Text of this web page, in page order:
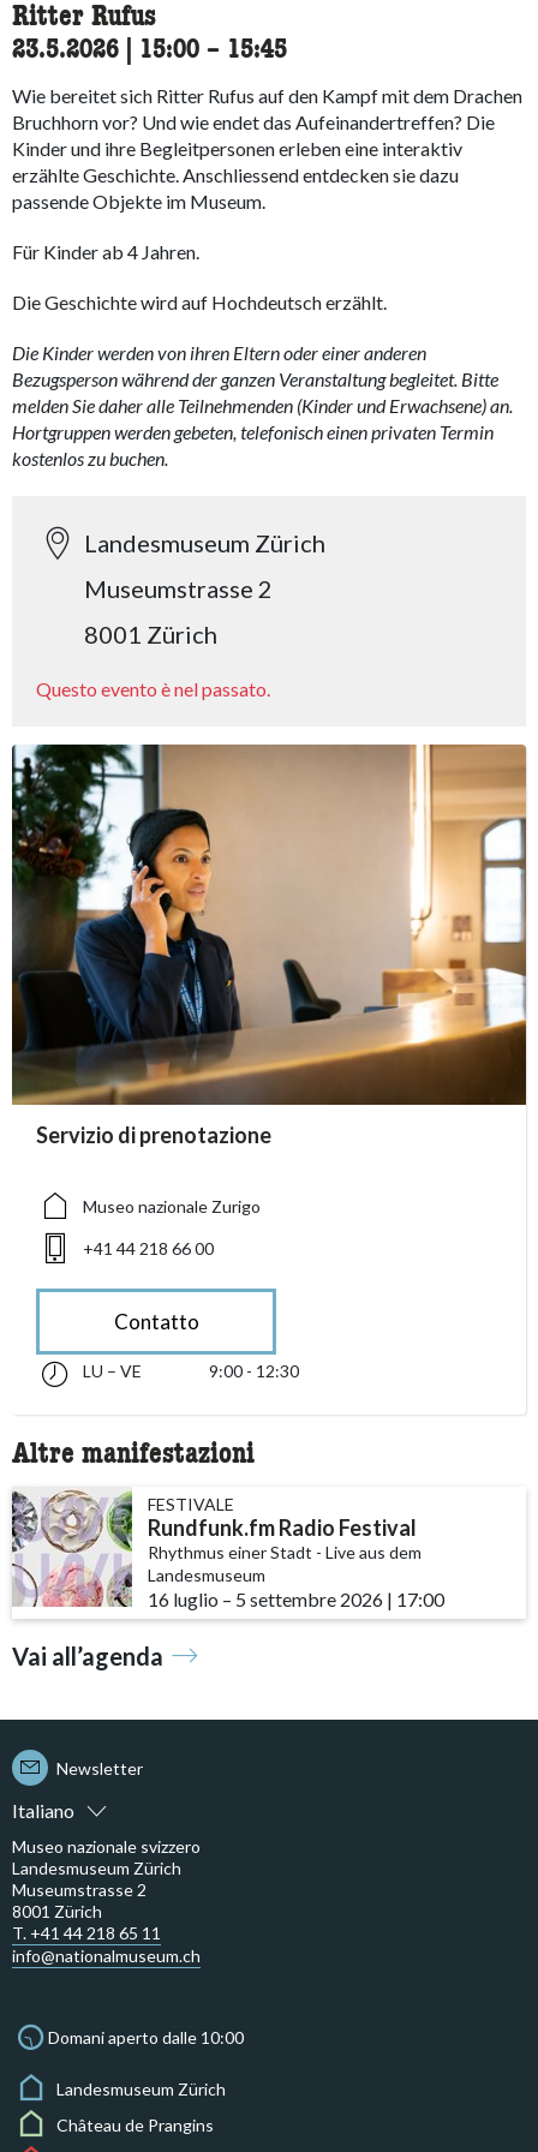
Ritter Rufus
23.5.2026 15:00 accessibility.time_to
– 15:45
Wie bereitet sich Ritter Rufus auf den Kampf mit dem Drachen
Bruchhorn vor? Und wie endet das Aufeinandertreffen? Die
Kinder und ihre Begleitpersonen erleben eine interaktiv
erzählte Geschichte. Anschliessend entdecken sie dazu
passende Objekte im Museum.
Für Kinder ab 4 Jahren.
Die Geschichte wird auf Hochdeutsch erzählt.
Die Kinder werden von ihren Eltern oder einer anderen
Bezugsperson während der ganzen Veranstaltung begleitet. Bitte
melden Sie daher alle Teilnehmenden (Kinder und Erwachsene) an.
Hortgruppen werden gebeten, telefonisch einen privaten Termin
kostenlos zu buchen.
Landesmuseum Zürich
Museumstrasse 2
8001 Zürich
Questo evento è nel passato.
accessibility.sr-only.person_card_info
Servizio di prenotazione
accessibility.sr-only.museum
Museo nazionale Zurigo
accessibility.sr-only.phone
+41 44 218 66 00
Contatto
accessibility.sr-only.opening_hours
lunedì fino alle venerdì 09:00 - 12:30
LU – VE 9:00 - 12:30
Altre manifestazioni
FESTIVALE
Rundfunk.fm Radio Festival
Rhythmus einer Stadt - Live aus dem
Landesmuseum
16 luglio accessibility.time_to
– 5 settembre 2026 | 17:00
Vai all’agenda
Italiano
Newsletter
Museo nazionale svizzero
Landesmuseum Zürich
Museumstrasse 2
8001 Zürich
T. +41 44 218 65 11
info@nationalmuseum.ch
Domani aperto dalle 10:00
Landesmuseum Zürich
Château de Prangins